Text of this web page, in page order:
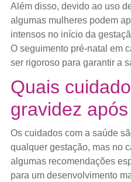
Além disso, devido ao uso
algumas mulheres podem
intensos no início da
O seguimento pré-natal em
ser rigoroso para garantir a
Quais
gravidez
Os cuidados com a saúde
qualquer gestação, mas no
algumas recomendações
para um desenvolvimento